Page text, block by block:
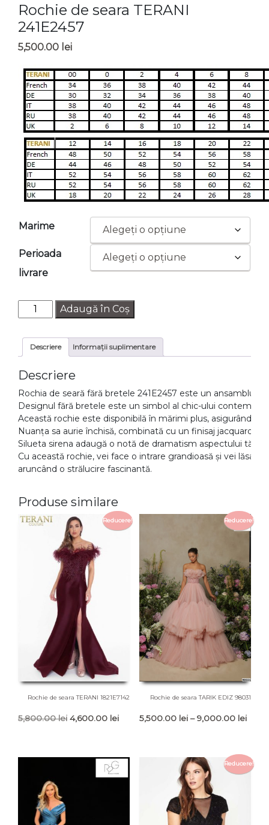
Rochie de seara TERANI
241E2457
5,500.00 lei
Marime
Perioada
livrare
Cantitate
Rochie
de
seara
241E2457
Adaugă în Coș
Descriere Informații suplimentare
Descriere
Rochia de seară fără bretele 241E2457 este un ansamblu
Designul fără bretele este un simbol al chic-ului
Această rochie este disponibilă în mărimi plus,
Nuanța sa aurie închisă, combinată cu un finisaj jacquard
Silueta sirena adaugă o notă de dramatism aspectului tău,
Cu această rochie, vei face o intrare grandioasă și vei lăsa
aruncând o strălucire fascinantă.
Produse similare
Reducere!
Rochie de seara TERANI 1821E7142
5,800.00lei Prețul
5,800.00 lei.
4,600.00 leiPrețul
Reducere!
Rochie de seara TARIK EDIZ 98031
5,500.00 lei – 9,000.00 lei
până
Reducere!